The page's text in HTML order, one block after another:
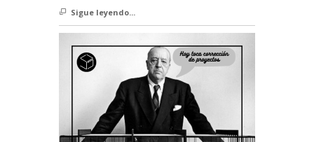
Sigue leyendo...